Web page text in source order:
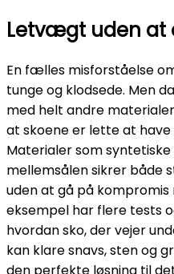
Letvægt uden at
En fælles misforståelse
tunge og klodsede. Men
med helt andre
at skoene er lette at
Materialer som
mellemsålen sikrer både
uden at gå på kompromis
eksempel har flere tests
hvordan sko, der vejer
kan klare snavs, sten og
den perfekte løsning til